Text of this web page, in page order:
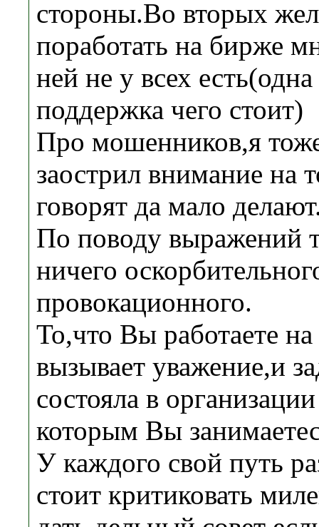
стороны.Во вторых
поработать на бирже
ней не у всех есть(одна
поддержка чего стоит)
Про мошенников,я
заострил внимание на
говорят да мало
По поводу выражений
ничего
провокационного.
То,что Вы работаете
вызывает уважение,и
состояла в
которым Вы
У каждого свой путь
стоит критиковать